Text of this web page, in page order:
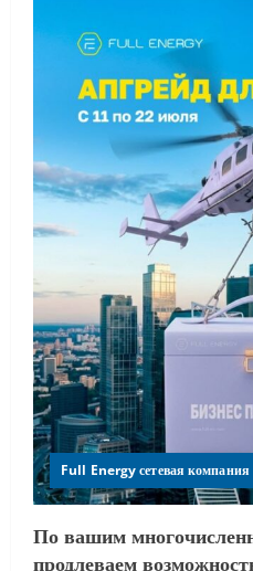
Full Energy сетевая компания
По вашим
продлеваем